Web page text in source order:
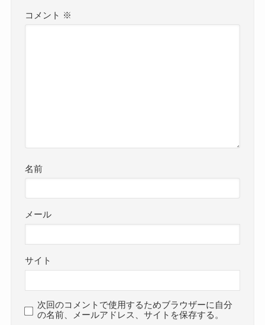
コメント ※
名前
メール
サイト
次回のコメントで使用するためブラウザーに自分
の名前、メールアドレス、サイトを保存する。